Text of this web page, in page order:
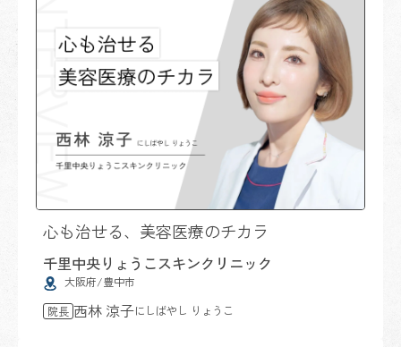
心も治せる、美容医療のチカラ
千里中央りょうこスキンクリニック
大阪府/豊中市
院長 西林 涼子にしばやし りょうこ